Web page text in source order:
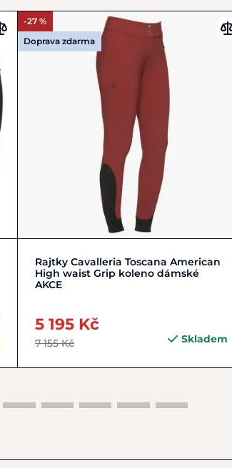
-27 %
Doprava zdarma
Zobrazit detail
Rajtky Cavalleria Toscana American
High waist Grip koleno dámské
AKCE
5 195 Kč
7 155 Kč Skladem